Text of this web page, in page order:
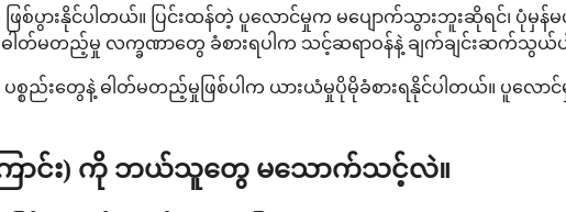
စ်ပွားနိုင်ပါတယ်။ ပြင်းထန်တဲ့ ပူလောင်မှုက မပျောက်သွားဘူးဆိုရင်၊ ပုံမှ
တ်မတည့်မှု လက္ခဏာတွေ ခံစားရပါက သင့်ဆရာဝန်နဲ့ ချက်ချင်းဆက်သွယ်ပ
စည်းတွေနဲ့ ဓါတ်မတည့်မှုဖြစ်ပါက ယားယံမှုပိုမိုခံစားရနိုင်ပါတယ်။ ပူလ
ကြောင်း) ကို ဘယ်သူတွေ မသောက်သင့်လဲ။